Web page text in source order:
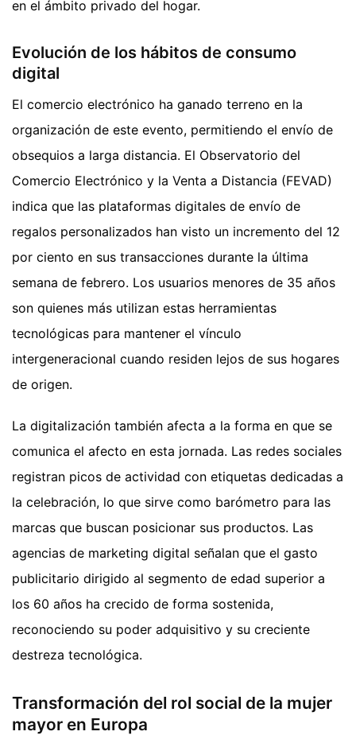
en el ámbito privado del hogar.
Evolución de los hábitos de consumo
digital
El comercio electrónico ha ganado terreno en la
organización de este evento, permitiendo el envío de
obsequios a larga distancia. El Observatorio del
Comercio Electrónico y la Venta a Distancia (FEVAD)
indica que las plataformas digitales de envío de
regalos personalizados han visto un incremento del 12
por ciento en sus transacciones durante la última
semana de febrero. Los usuarios menores de 35 años
son quienes más utilizan estas herramientas
tecnológicas para mantener el vínculo
intergeneracional cuando residen lejos de sus hogares
de origen.
La digitalización también afecta a la forma en que se
comunica el afecto en esta jornada. Las redes sociales
registran picos de actividad con etiquetas dedicadas a
la celebración, lo que sirve como barómetro para las
marcas que buscan posicionar sus productos. Las
agencias de marketing digital señalan que el gasto
publicitario dirigido al segmento de edad superior a
los 60 años ha crecido de forma sostenida,
reconociendo su poder adquisitivo y su creciente
destreza tecnológica.
Transformación del rol social de la mujer
mayor en Europa